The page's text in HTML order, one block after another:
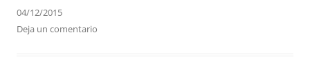
04/12/2015
Deja un comentario